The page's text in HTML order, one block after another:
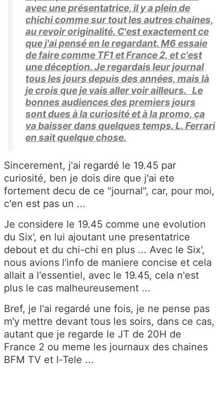
avec une présentatrice, il y a plein de
chichi comme sur tout les autres chaines,
au revoir originalité. C'est exactement ce
que j'ai pensé en le regardant. M6 essaie
de faire comme TF1 et France 2, et c'est
une déception. Je regardais leur journal
tous les jours depuis des années, mais là
je crois que je vais aller voir ailleurs. Le
bonnes audiences des premiers jours
sont dues à la curiosité et à la promo, ça
va baisser dans quelques temps. L. Ferrari
en sait quelque chose.
Sincerement, j'ai regardé le 19.45 par
curiosité, ben je dois dire que j'ai ete
fortement decu de ce "journal", car, pour moi,
c'en est pas un ...
Je considere le 19.45 comme une evolution
du Six', en lui ajoutant une presentatrice
debout et du chi-chi en plus ... Avec le Six',
nous avions l'info de maniere concise et cela
allait a l'essentiel, avec le 19.45, cela n'est
plus le cas malheureusement ...
Bref, je l'ai regardé une fois, je ne pense pas
m'y mettre devant tous les soirs, dans ce cas,
autant que je regarde le JT de 20H de
France 2 ou meme les journaux des chaines
BFM TV et I-Tele ...